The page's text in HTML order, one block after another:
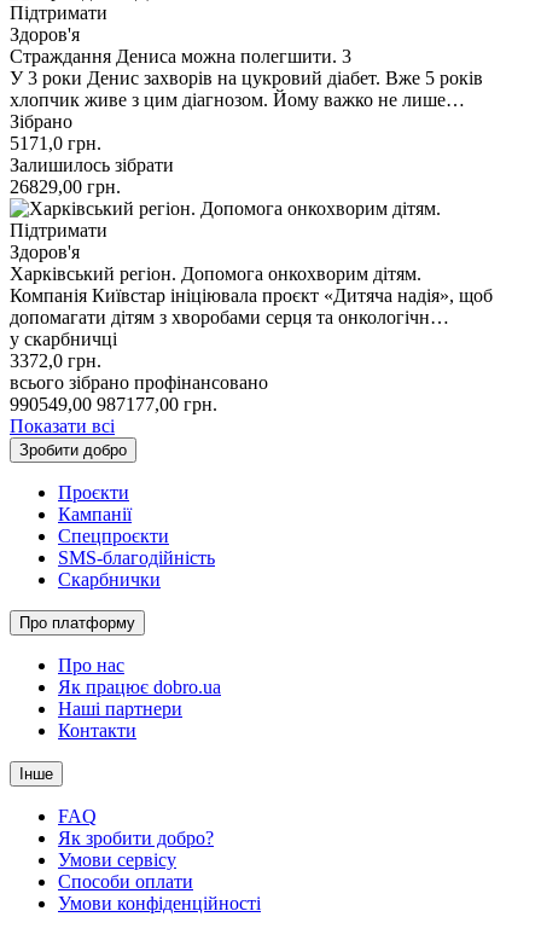
Підтримати
Здоров'я
Страждання Дениса можна полегшити. 3
У 3 роки Денис захворів на цукровий діабет. Вже 5 років
хлопчик живе з цим діагнозом. Йому важко не лише…
Зібрано
5171,0 грн.
Залишилось зібрати
26829,00 грн.
Підтримати
Здоров'я
Харківський регіон. Допомога онкохворим дітям.
Компанія Київстар ініціювала проєкт «Дитяча надія», щоб
допомагати дітям з хворобами серця та онкологічн…
у скарбничці
3372,0 грн.
всього зібрано профінансовано
990549,00 987177,00 грн.
Показати всі
Зробити добро
Проєкти
Кампанії
Спецпроєкти
SMS-благодійність
Скарбнички
Про платформу
Про нас
Як працює dobro.ua
Наші партнери
Контакти
Інше
FAQ
Як зробити добро?
Умови сервісу
Способи оплати
Умови конфіденційності